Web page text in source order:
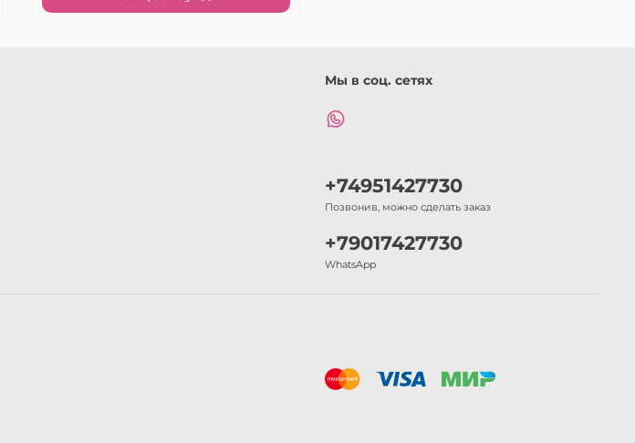
Мы в соц. сетях
+74951427730
Позвонив, можно сделать заказ
+79017427730
WhatsApp